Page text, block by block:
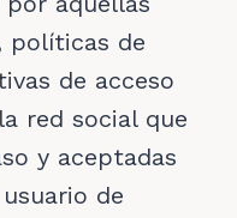
políticas de
de acceso
red social que
y aceptadas
de